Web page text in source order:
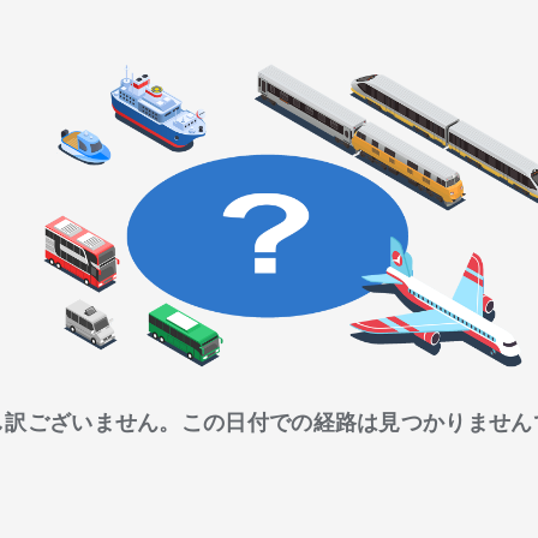
ございません。この日付での経路は見つかりませ